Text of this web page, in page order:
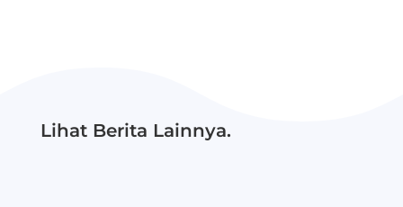
Lihat Berita Lainnya.